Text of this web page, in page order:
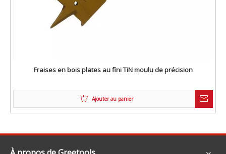
Fraises en bois plates au fini TiN moulu de précision
Ajouter au panier